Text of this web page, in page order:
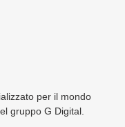
per il mondo
gruppo G Digital.